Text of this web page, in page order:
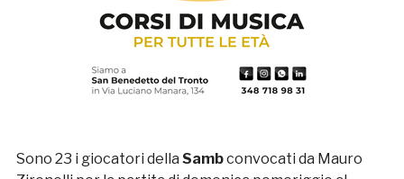
Sono 23 i giocatori della Sambconvocati da Mauro